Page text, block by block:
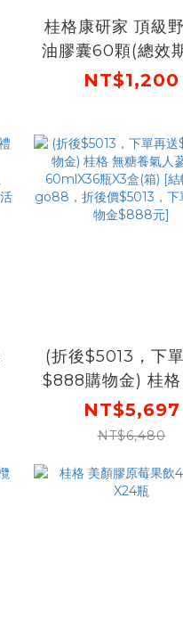
桂格康研家 頂級
油膠囊60顆(總效
NT$1,200
(折後$5013，下
$888購物金) 桂格
養氣人蔘盒裝
瓶X3盒(箱) [結帳
下單再送購物金
元]
NT$5,697
NT$6,480